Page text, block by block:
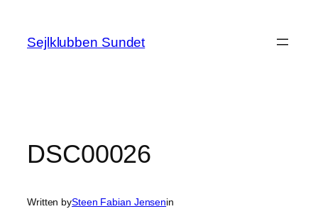
indhold
Sejlklubben Sundet
DSC00026
Written bySteen Fabian Jensenin